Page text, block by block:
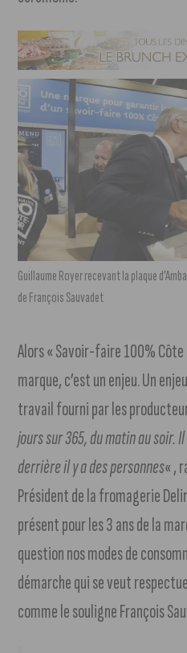
Guillaume Royer recevant la plaque
de François Sauvadet
Alors « Savoir-faire 100% Côte
marque, c’est un enjeu. Un
travail fourni par les
jours sur 365, du matin au soir.
derrière il y a des personnes« ,
Président de la fromagerie
présent pour les 3 ans de la
question nos modes de
démarche qui se veut
comme le souligne François